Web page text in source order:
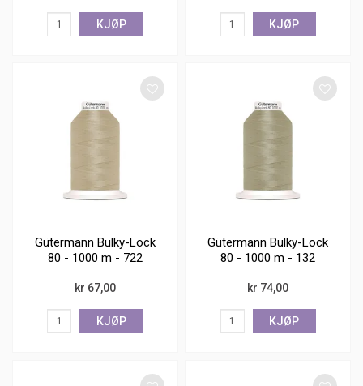
KJØP KJØP
Gütermann Bulky-Lock
80 - 1000 m - 722
kr 67,00
KJØP
Gütermann Bulky-Lock
80 - 1000 m - 132
kr 74,00
KJØP